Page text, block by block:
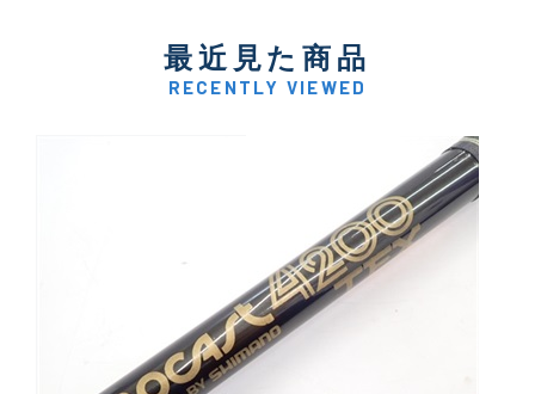
最近見た商品
RECENTLY VIEWED